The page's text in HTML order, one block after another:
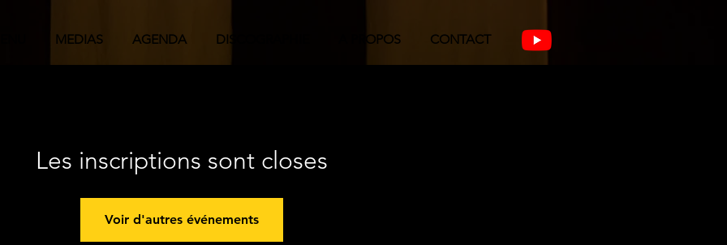
MEDIAS AGENDA DISCOGRAPHIE A PROPOS CONTACT
Les inscriptions sont closes
Voir d'autres événements